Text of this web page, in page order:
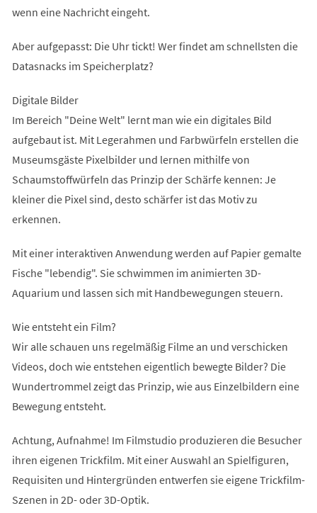
wenn eine Nachricht eingeht.
Aber aufgepasst: Die Uhr tickt! Wer findet am schnellsten die
Datasnacks im Speicherplatz?
Digitale Bilder
Im Bereich "Deine Welt" lernt man wie ein digitales Bild
aufgebaut ist. Mit Legerahmen und Farbwürfeln erstellen die
Museumsgäste Pixelbilder und lernen mithilfe von
Schaumstoffwürfeln das Prinzip der Schärfe kennen: Je
kleiner die Pixel sind, desto schärfer ist das Motiv zu
erkennen.
Mit einer interaktiven Anwendung werden auf Papier gemalte
Fische "lebendig". Sie schwimmen im animierten 3D-
Aquarium und lassen sich mit Handbewegungen steuern.
Wie entsteht ein Film?
Wir alle schauen uns regelmäßig Filme an und verschicken
Videos, doch wie entstehen eigentlich bewegte Bilder? Die
Wundertrommel zeigt das Prinzip, wie aus Einzelbildern eine
Bewegung entsteht.
Achtung, Aufnahme! Im Filmstudio produzieren die Besucher
ihren eigenen Trickfilm. Mit einer Auswahl an Spielfiguren,
Requisiten und Hintergründen entwerfen sie eigene Trickfilm-
Szenen in 2D- oder 3D-Optik.